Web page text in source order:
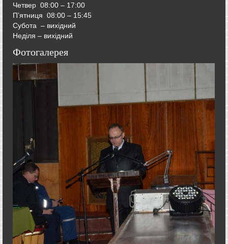
Четвер 08:00 – 17:00
П’ятниця 08:00 – 15:45
Субота – вихідний
Неділя – вихідний
Фотогалерея